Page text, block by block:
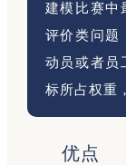
建模比赛中
评价类问题
动员或者员
标所占权重
优点